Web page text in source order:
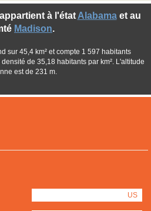
US
à l'état Alabamaet au
Madison.
sur 45,4 km² et compte 1 597 habitants
de 35,18 habitants par km². L'altitude
est de 231 m.